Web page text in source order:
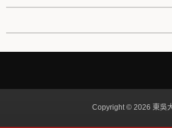
Copyright © 2026 東吳